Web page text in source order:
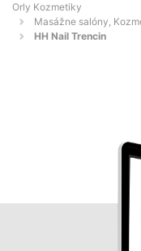
Orly Kozmetiky
Masážne salóny,
HH Nail Trencin